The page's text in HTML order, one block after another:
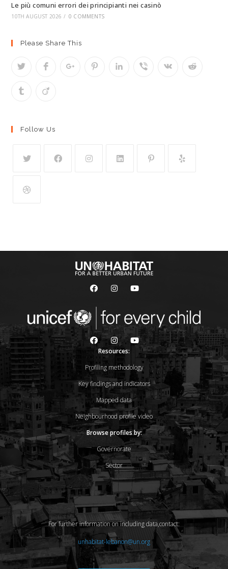
Le più comuni errori dei principianti nei casinò
10TH AUGUST 2026 / 0 COMMENTS
Please Share This
Follow Us
Resources:
Profiling methodology
Key findings and indicators
Mapped data
Neighbourhood profile video
Browse profiles by:
Governorate
Sector
For further information on including data,contact:
unhabitat-lebanon@un.org